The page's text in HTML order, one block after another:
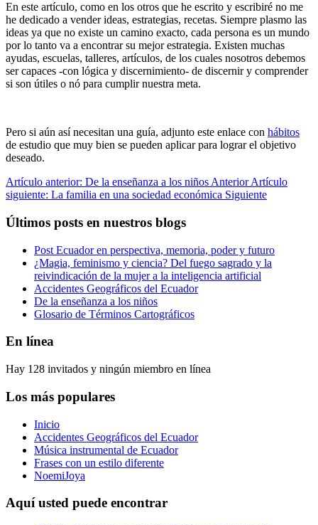
En este artículo, como en los otros que he escrito y escribiré no me
he dedicado a vender ideas, estrategias, recetas. Siempre plasmo las
ideas ya que no existe un camino exacto, cada persona es un mundo
por lo tanto va a encontrar su mejor estrategia. Existen muchas
ayudas, escuelas, talleres, artículos, de los cuales nosotros debemos
ser capaces -con lógica y discernimiento- de discernir y comprender
si son útiles o nó para cumplir nuestra meta.
Pero si aún así necesitan una guía, adjunto este enlace con hábitos
de estudio que muy bien se pueden aplicar para lograr el objetivo
deseado.
Artículo anterior: De la enseñanza a los niños Anterior Artículo
siguiente: La familia en una sociedad económica Siguiente
Últimos posts en nuestros blogs
Post Ecuador en perspectiva, memoria, poder y futuro
¿Magia, feminismo y ciencia? Del fuego sagrado y la
reivindicación de la mujer a la inteligencia artificial
Accidentes Geográficos del Ecuador
De la enseñanza a los niños
Glosario de Términos Cartográficos
En línea
Hay 128 invitados y ningún miembro en línea
Los más populares
Inicio
Accidentes Geográficos del Ecuador
Música instrumental de Ecuador
Frases con un estilo diferente
NoemiJoya
Aquí usted puede encontrar